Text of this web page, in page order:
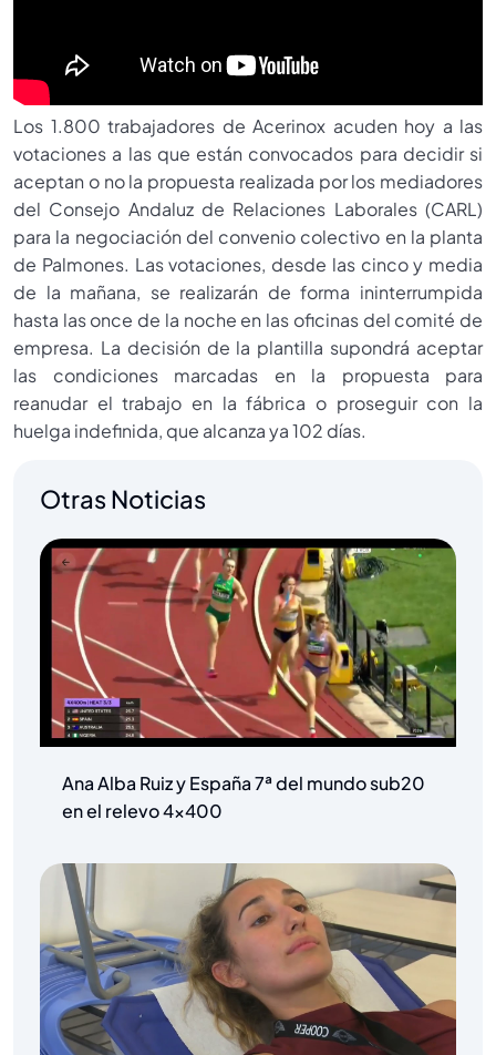
Los 1.800 trabajadores de Acerinox acuden hoy a las
votaciones a las que están convocados para decidir si
aceptan o no la propuesta realizada por los mediadores
del Consejo Andaluz de Relaciones Laborales (CARL)
para la negociación del convenio colectivo en la planta
de Palmones. Las votaciones, desde las cinco y media
de la mañana, se realizarán de forma ininterrumpida
hasta las once de la noche en las oficinas del comité de
empresa. La decisión de la plantilla supondrá aceptar
las condiciones marcadas en la propuesta para
reanudar el trabajo en la fábrica o proseguir con la
huelga indefinida, que alcanza ya 102 días.
Otras Noticias
Ana Alba Ruiz y España 7ª del mundo sub20
en el relevo 4×400